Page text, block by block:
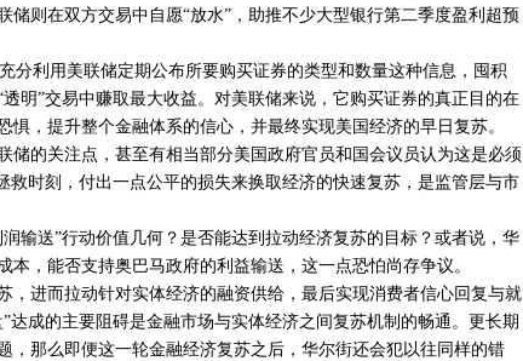
储则在双方交易中自愿“放水”，助推不少大型银行第二季度盈利超预
利用美联储定期公布所要购买证券的类型和数量这种信息，囤积
明”交易中赚取最大收益。对美联储来说，它购买证券的真正目的在
，提升整个金融体系的信心，并最终实现美国经济的早日复苏。
的关注点，甚至有相当部分美国政府官员和国会议员认为这是必须
救时刻，付出一点公平的损失来换取经济的快速复苏，是监管层与市
送”行动价值几何？是否能达到拉动经济复苏的目标？或者说，华
，能否支持奥巴马政府的利益输送，这一点恐怕尚存争议。
进而拉动针对实体经济的融资供给，最后实现消费者信心回复与就
达成的主要阻碍是金融市场与实体经济之间复苏机制的畅通。更长期
，那么即便这一轮金融经济复苏之后，华尔街还会犯以往同样的错